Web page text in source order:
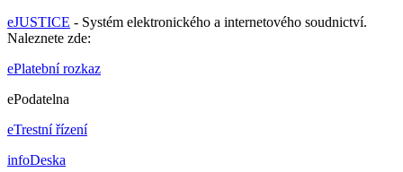
eJUSTICE - Systém elektronického a internetového soudnictví.
Naleznete zde:
ePlatební rozkaz
ePodatelna
eTrestní řízení
infoDeska